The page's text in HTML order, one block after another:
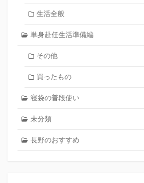
生活全般
単身赴任生活準備編
その他
買ったもの
寝袋の普段使い
未分類
長野のおすすめ